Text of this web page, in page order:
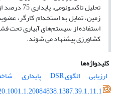
تحلیل
زمین، تمایل به استخدام کارگر،
استفاده از سیستم‌های آبیاری تحت
کشاورزی پیشنهاد می شوند.
کلیدواژه‌ها
ارزیابی
الگوی DSR پایداری